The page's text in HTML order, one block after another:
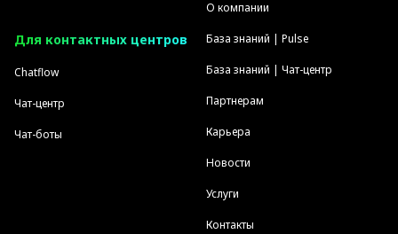
Для контактных центров
Chatflow
Чат-центр
Чат-боты
О компании
База знаний | Pulse
База знаний | Чат-центр
Партнерам
Карьера
Новости
Услуги
Контакты